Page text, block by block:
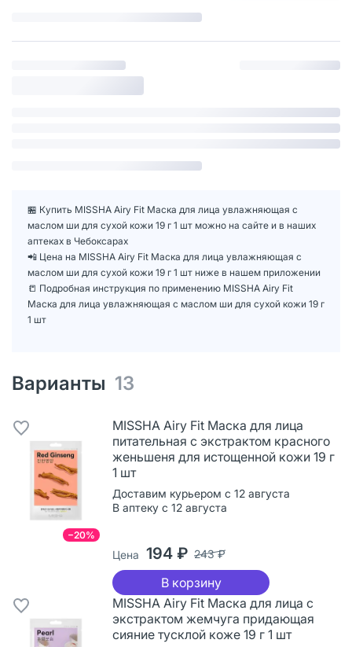
🏪 Купить MISSHA Airy Fit Маска для лица увлажняющая с
маслом ши для сухой кожи 19 г 1 шт можно на сайте и в наших
аптеках в Чебоксарах
📲 Цена на MISSHA Airy Fit Маска для лица увлажняющая с
маслом ши для сухой кожи 19 г 1 шт ниже в нашем приложении
📒 Подробная инструкция по применению MISSHA Airy Fit
Маска для лица увлажняющая с маслом ши для сухой кожи 19 г
1 шт
Варианты 13
−20%
MISSHA Airy Fit Маска для лица
питательная с экстрактом красного
женьшеня для истощенной кожи 19 г
1 шт
Доставим курьером с 12 августа
В аптеку с 12 августа
Цена 194 ₽ 243 ₽
В корзину
MISSHA Airy Fit Маска для лица с
экстрактом жемчуга придающая
сияние тусклой коже 19 г 1 шт